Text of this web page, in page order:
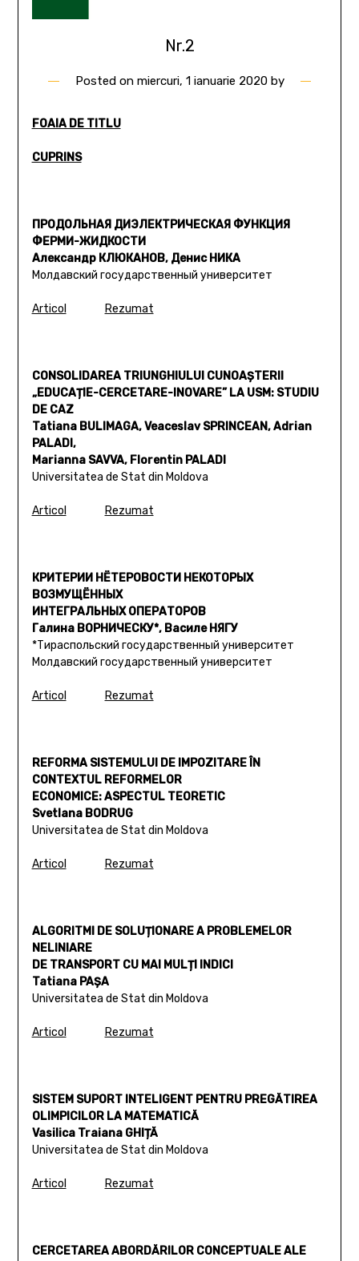
Nr.2
Posted on miercuri, 1 ianuarie 2020by
FOAIA DE TITLU
CUPRINS
ПРОДОЛЬНАЯ ДИЭЛЕКТРИЧЕСКАЯ ФУНКЦИЯ
ФЕРМИ-ЖИДКОСТИ
Александр КЛЮКАНОВ, Денис НИКА
Молдавский государственный университет
Articol Rezumat
CONSOLIDAREA TRIUNGHIULUI CUNOAȘTERII
„EDUCAȚIE-CERCETARE-INOVARE” LA USM: STUDIU
DE CAZ
Tatiana BULIMAGA, Veaceslav SPRINCEAN, Adrian
PALADI,
Marianna SAVVA, Florentin PALADI
Universitatea de Stat din Moldova
Articol Rezumat
КРИТЕРИИ НЁТЕРОВОСТИ НЕКОТОРЫХ
ВОЗМУЩЁННЫХ
ИНТЕГРАЛЬНЫХ ОПЕРАТОРОВ
Галина ВОРНИЧЕСКУ*, Василе НЯГУ
*Тираспольский государственный университет
Мoлдавский государственный университет
Articol Rezumat
REFORMA SISTEMULUI DE IMPOZITARE ÎN
CONTEXTUL REFORMELOR
ECONOMICE: ASPECTUL TEORETIC
Svetlana BODRUG
Universitatea de Stat din Moldova
Articol Rezumat
ALGORITMI DE SOLUȚIONARE A PROBLEMELOR
NELINIARE
DE TRANSPORT CU MAI MULȚI INDICI
Tatiana PAȘA
Universitatea de Stat din Moldova
Articol Rezumat
SISTEM SUPORT INTELIGENT PENTRU PREGĂTIREA
OLIMPICILOR LA MATEMATICĂ
Vasilica Traiana GHIȚĂ
Universitatea de Stat din Moldova
Articol Rezumat
CERCETAREA ABORDĂRILOR CONCEPTUALE ALE